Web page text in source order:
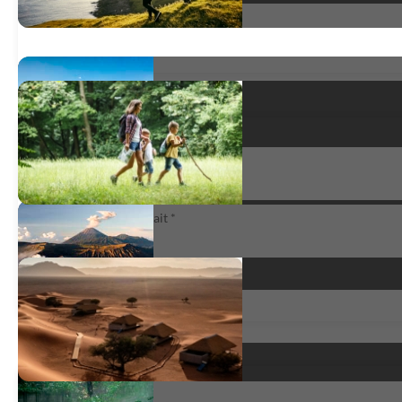
L'aventure à Bali:)
Grande traversée de Bali
satisfait *